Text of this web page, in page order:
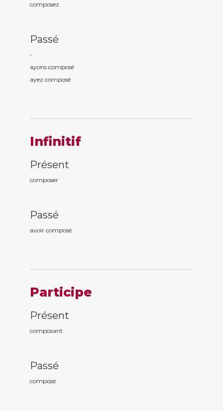
composez
Passé
-
ayons composé
ayez composé
Infinitif
Présent
composer
Passé
avoir composé
Participe
Présent
composant
Passé
composé